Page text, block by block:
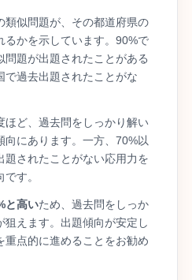
類似問題が、その都道府県の
るかを示しています。90%で
問題が出題されたことがある
で過去出題されたことがな
ほど、過去問をしっかり解い
向にあります。一方、70%以
題されたことがない応用力を
す。
と高いため、過去問をしっか
狙えます。出題傾向が安定し
重点的に進めることをお勧め